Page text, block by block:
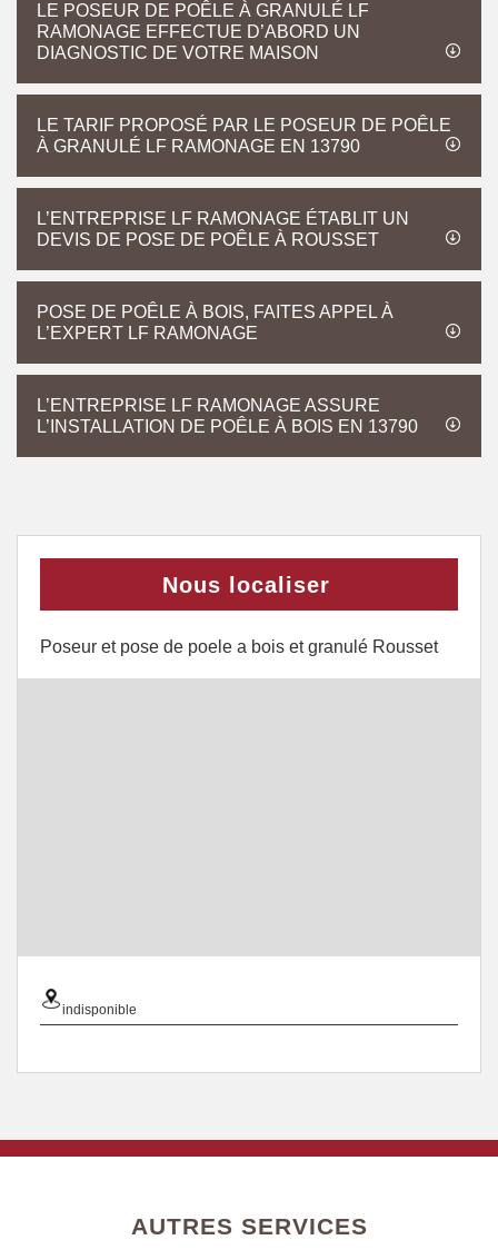
LE POSEUR DE POÊLE À GRANULÉ LF
RAMONAGE EFFECTUE D’ABORD UN
DIAGNOSTIC DE VOTRE MAISON
LE TARIF PROPOSÉ PAR LE POSEUR DE POÊLE
À GRANULÉ LF RAMONAGE EN 13790
L’ENTREPRISE LF RAMONAGE ÉTABLIT UN
DEVIS DE POSE DE POÊLE À ROUSSET
POSE DE POÊLE À BOIS, FAITES APPEL À
L’EXPERT LF RAMONAGE
L’ENTREPRISE LF RAMONAGE ASSURE
L’INSTALLATION DE POÊLE À BOIS EN 13790
Nous localiser
Poseur et pose de poele a bois et granulé Rousset
indisponible
AUTRES SERVICES